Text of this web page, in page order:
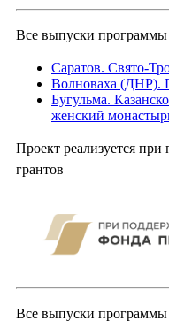
Все выпуски программы
Саратов. Свято-
Волноваха (ДНР).
Бугульма.
женский
Проект реализуется
грантов
Все выпуски программы